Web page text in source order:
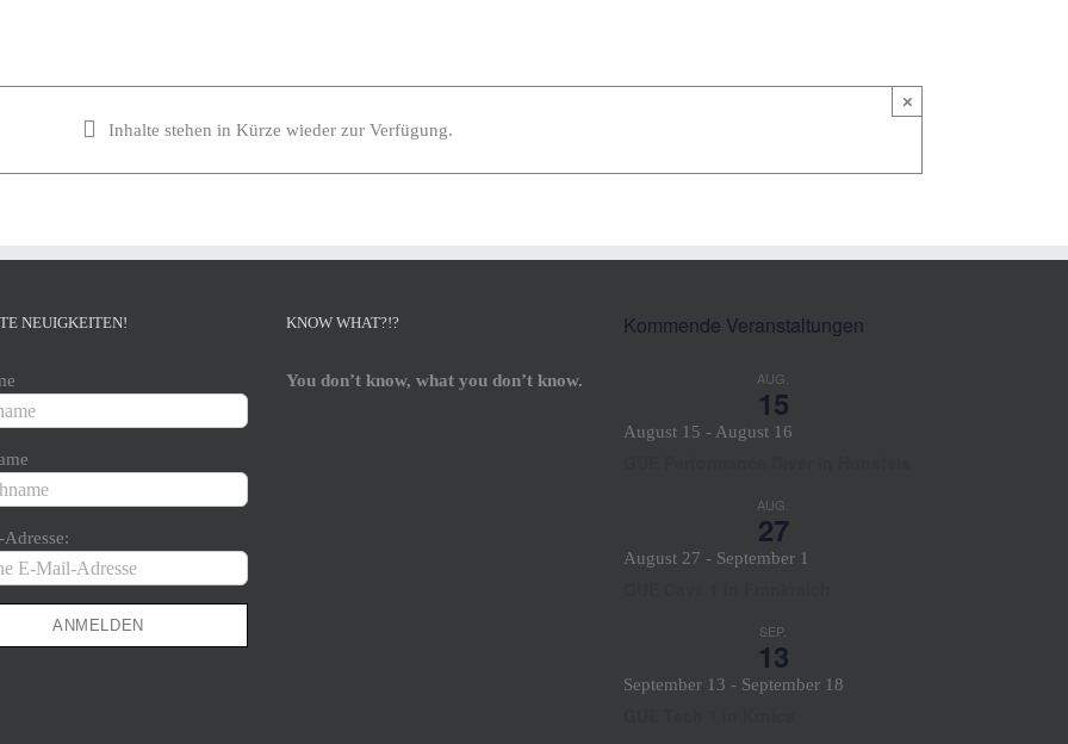
Inhalte stehen in Kürze wieder zur Verfügung.
×
NEUIGKEITEN! KNOW WHAT?!?
You don’t know, what you don’t know.
Kommende Veranstaltungen
AUG.
15
August 15 - August 16
AUG.
27
August 27 - September 1
SEP.
13
September 13 - September 18